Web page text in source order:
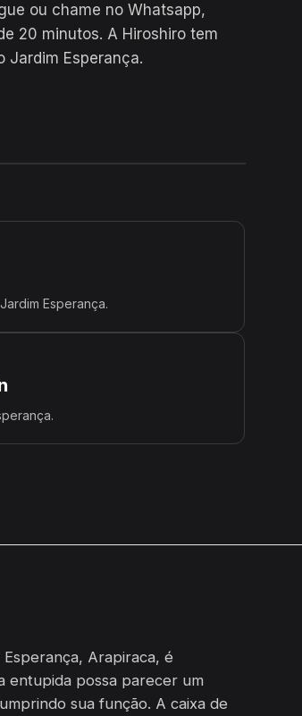
ou chame no Whatsapp,
20 minutos. A Hiroshiro tem
Jardim Esperança.
Esperança.
Arapiraca, é
entupida possa parecer um
sua função. A caixa de